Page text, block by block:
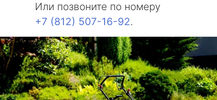
Или позвоните по номеру
+7 (812) 507-16-92.